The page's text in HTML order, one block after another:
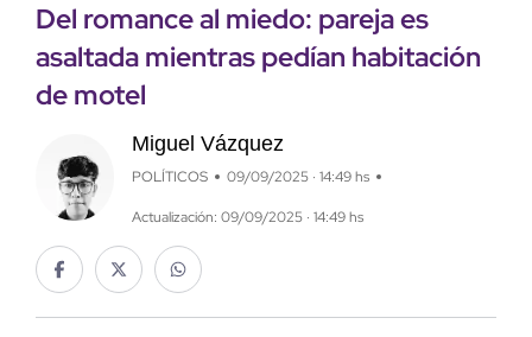
Del romance al miedo: pareja es
asaltada mientras pedían habitación
de motel
Miguel Vázquez
POLÍTICOS 09/09/2025 · 14:49 hs
Actualización: 09/09/2025 · 14:49 hs